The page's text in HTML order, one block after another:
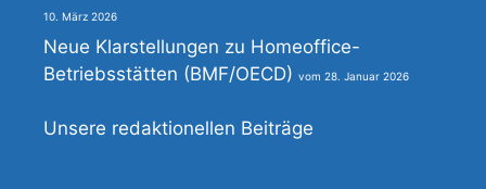
10. März 2026
Neue Klarstellungen zu Homeoffice-
Betriebsstätten (BMF/OECD)
28. Januar 2026
Unsere redaktionellen Beiträge